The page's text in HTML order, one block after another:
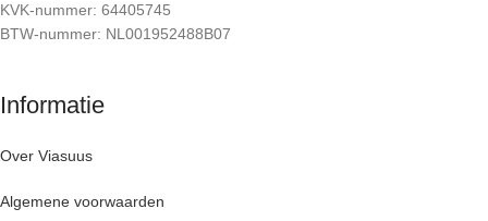
KVK-nummer: 64405745
BTW-nummer: NL001952488B07
Informatie
Over Viasuus
Algemene voorwaarden